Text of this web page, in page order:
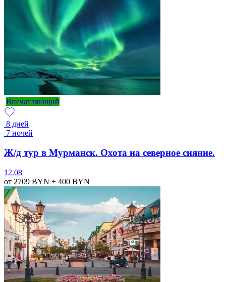
Впечатляющий
8 дней
7 ночей
Ж/д тур в Мурманск. Охота на северное сияние.
12.08
от 2709 BYN + 400 BYN